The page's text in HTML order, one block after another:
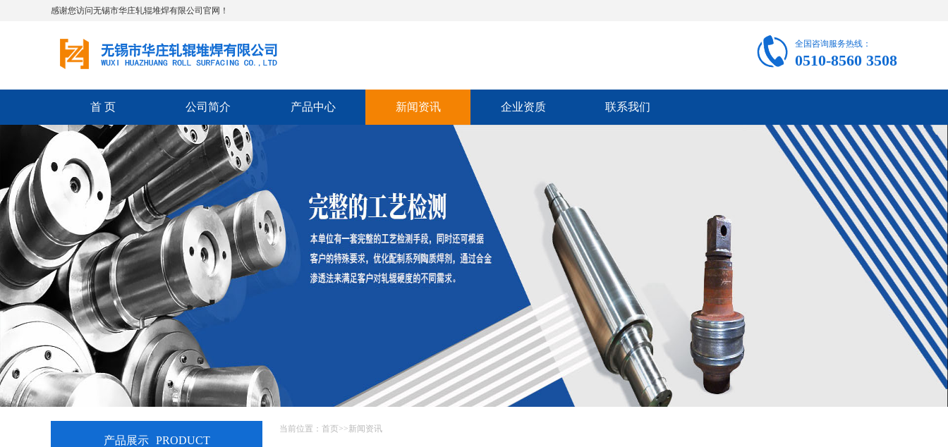
感谢您访问无锡市华庄轧辊堆焊有限公司官网！
全国咨询服务热线：
0510-8560 3508
首 页 公司简介 产品中心 新闻资讯 企业资质 联系我们
产品展示 PRODUCT
当前位置： 首页>>新闻资讯